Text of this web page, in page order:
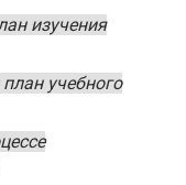
изучения
учебного